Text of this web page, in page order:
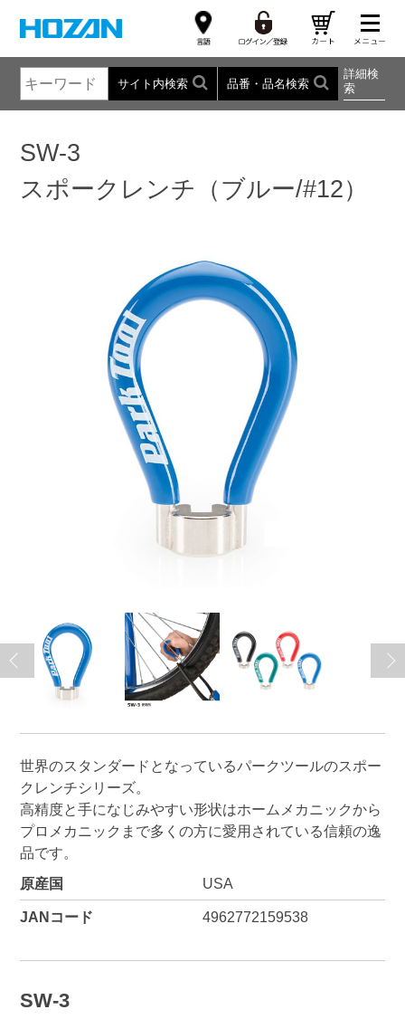
サイト内検索 品番・品名検索
詳細検
索
SW-3
スポークレンチ（ブルー/#12）
世界のスタンダードとなっているパークツールのスポー
クレンチシリーズ。
高精度と手になじみやすい形状はホームメカニックから
プロメカニックまで多くの方に愛用されている信頼の逸
品です。
原産国
USA
JANコード 4962772159538
SW-3